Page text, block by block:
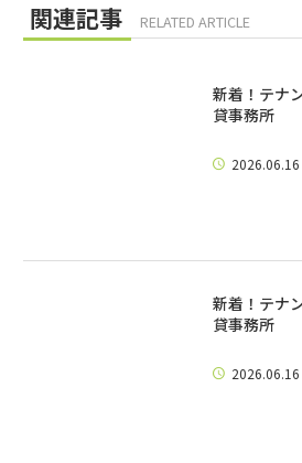
関連記事 RELATED ARTICLE
新着！テナ
貸事務所
2026.06.16
新着！テナ
貸事務所
2026.06.16